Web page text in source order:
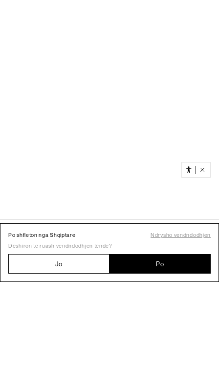
Po shfleton nga Shqiptare
Ndrysho vendndodhjen
Dëshiron të ruash vendndodhjen tënde?
Jo Po